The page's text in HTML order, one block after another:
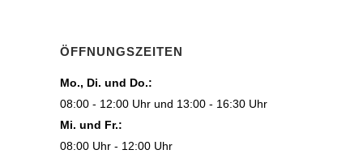
ÖFFNUNGSZEITEN
Mo., Di. und Do.:
08:00 - 12:00 Uhr und 13:00 - 16:30 Uhr
Mi. und Fr.:
08:00 Uhr - 12:00 Uhr